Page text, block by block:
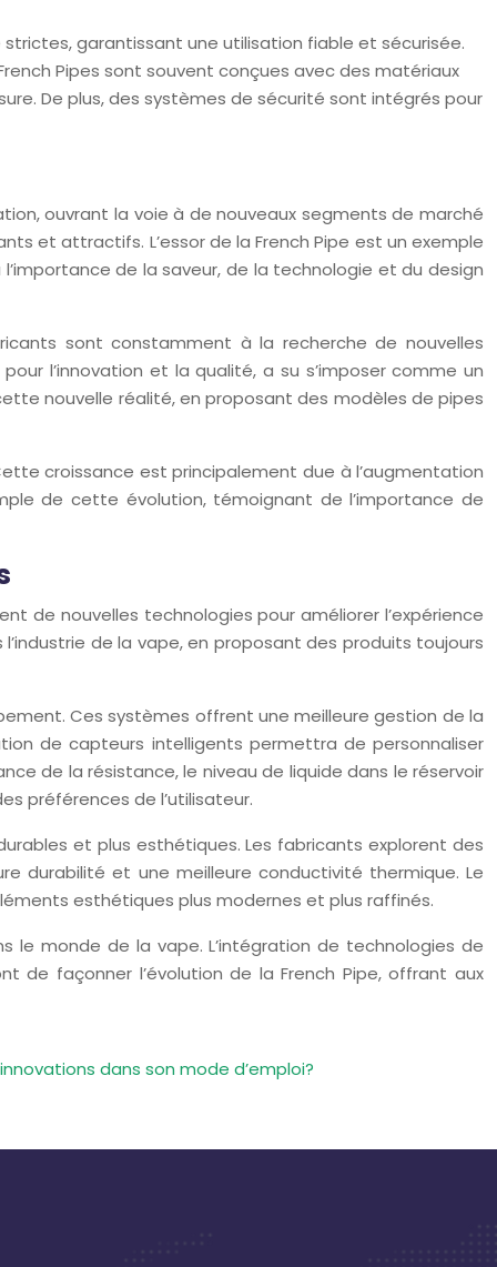
garantissant une utilisation fiable et sécurisée.
Pipes sont souvent conçues avec des matériaux
De plus, des systèmes de sécurité sont intégrés pour
ouvrant la voie à de nouveaux segments de marché
et attractifs. L’essor de la French Pipe est un exemple
de la saveur, de la technologie et du design
sont constamment à la recherche de nouvelles
l’innovation et la qualité, a su s’imposer comme un
nouvelle réalité, en proposant des modèles de pipes
croissance est principalement due à l’augmentation
de cette évolution, témoignant de l’importance de
de nouvelles technologies pour améliorer l’expérience
de la vape, en proposant des produits toujours
Ces systèmes offrent une meilleure gestion de la
de capteurs intelligents permettra de personnaliser
de la résistance, le niveau de liquide dans le réservoir
préférences de l’utilisateur.
et plus esthétiques. Les fabricants explorent des
durabilité et une meilleure conductivité thermique. Le
esthétiques plus modernes et plus raffinés.
le monde de la vape. L’intégration de technologies de
de façonner l’évolution de la French Pipe, offrant aux
dans son mode d’emploi?